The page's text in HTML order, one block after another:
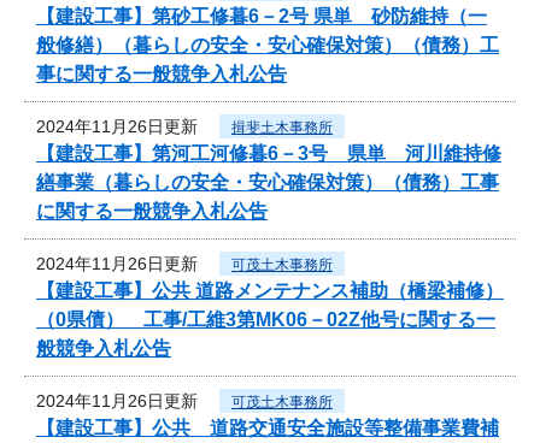
【建設工事】第砂工修暮6－2号 県単 砂防維持（一
般修繕）（暮らしの安全・安心確保対策）（債務）工
事に関する一般競争入札公告
2024年11月26日更新 揖斐土木事務所
【建設工事】第河工河修暮6－3号 県単 河川維持修
繕事業（暮らしの安全・安心確保対策）（債務）工事
に関する一般競争入札公告
2024年11月26日更新 可茂土木事務所
【建設工事】公共 道路メンテナンス補助（橋梁補修）
（0県債） 工事/工維3第MK06－02Z他号に関する一
般競争入札公告
2024年11月26日更新 可茂土木事務所
【建設工事】公共 道路交通安全施設等整備事業費補